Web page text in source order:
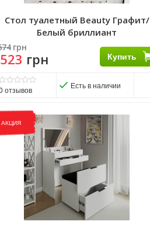
Стол туалетный Beauty Графит/
Белый бриллиант
грн
грн Купить
отзывов Есть в наличии
ART IN HEAD
ДСП
АКЦИЯ